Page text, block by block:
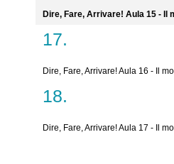
Dire, Fare, Arrivare! Aula 15 - Il
Dire, Fare, Arrivare! Aula 16 - Il
Dire, Fare, Arrivare! Aula 17 - Il